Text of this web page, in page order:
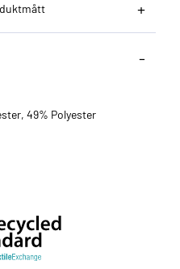
49% Polyester